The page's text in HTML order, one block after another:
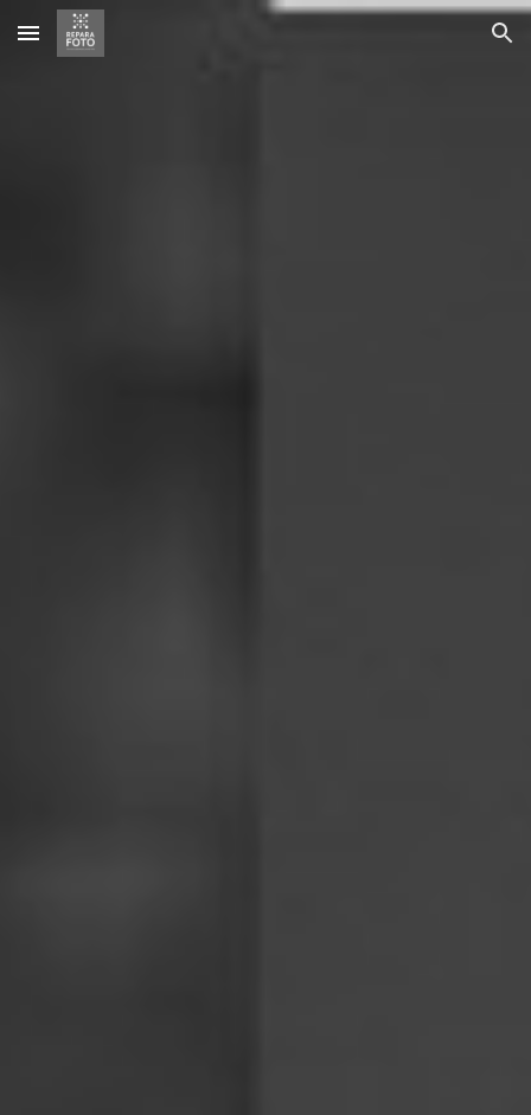
Skip to main content Skip to navigation